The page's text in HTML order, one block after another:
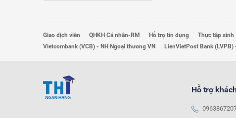
Giao dịch viên QHKH Cá nhân-RM Hỗ trợ tín dụng Thực tập sinh
Vietcombank (VCB) - NH Ngoại thương VN
LienVietPost Bank
Hỗ trợ